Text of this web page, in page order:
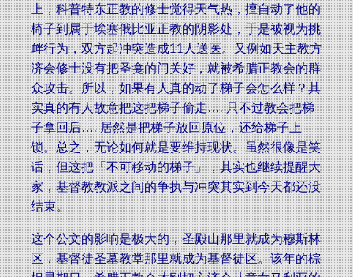
上，科普特东正教的修士觉得天气热，擅自动了他的
椅子到属于埃塞俄比亚正教的阴影处，于是被视为挑
衅行为，双方起冲突造成11人送医。又例如天主教方
济会修士没有把圣龛的门关好，就被希腊正教会的群
众攻击。所以，如果有人真的动了梯子会怎么样？其
实真的有人故意把这把梯子偷走…. 只不过教会把梯
子拿回后…. 居然是把梯子放回原位，还给梯子上
锁。总之，无论如何就是要维持现状。虽然很像是笑
话，但这把「不可移动的梯子」，其实也继续提醒大
家，基督教教派之间的争执与冲突其实到今天都还没
结束。
这个公文的影响是极大的，圣殿山那里就成为穆斯林
区，基督徒圣墓教堂那里就成为基督徒区。该年的棕